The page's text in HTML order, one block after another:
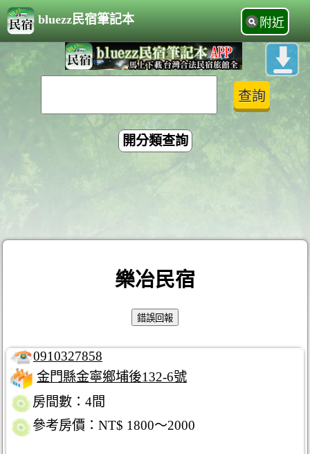
bluezz民宿筆記本 附近
開分類查詢
樂冶民宿
0910327858
金門縣金寧鄉埔後132-6號
房間數：4間
參考房價：NT$ 1800～2000